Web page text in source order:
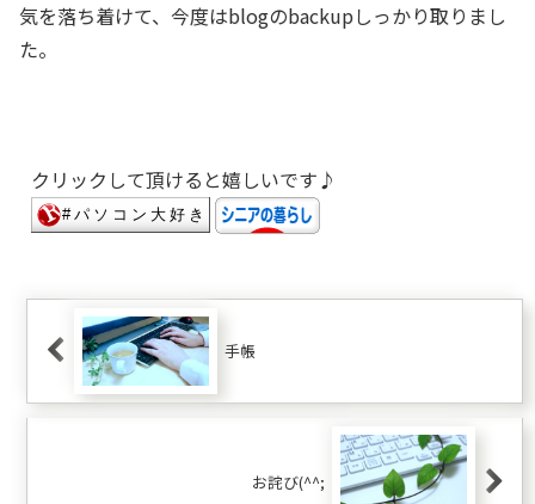
気を落ち着けて、今度はblogのbackupしっかり取りまし
た。
クリックして頂けると嬉しいです♪
手帳
お詫び(^^;